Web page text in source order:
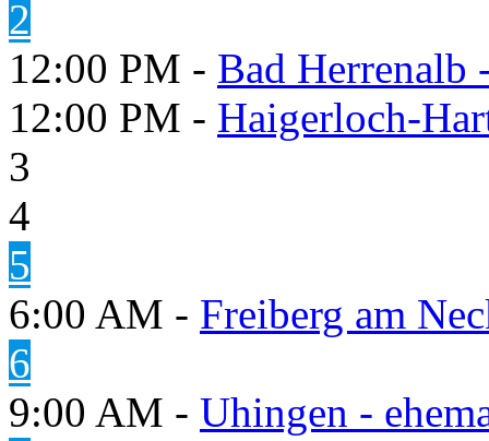
2
12:00 PM - Bad Herrenalb
12:00 PM - Haigerloch-
3
4
5
6:00 AM - Freiberg am
6
9:00 AM - Uhingen -